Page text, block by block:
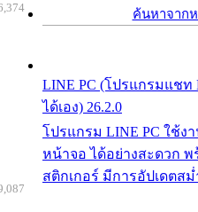
ค้นหาจาก
LINE PC (โปรแกรมแช
ได้เอง) 26.2.0
โปรแกรม LINE PC ใช้
หน้าจอ ได้อย่างสะดวก พ
สติกเกอร์ มีการอัปเดตสม่